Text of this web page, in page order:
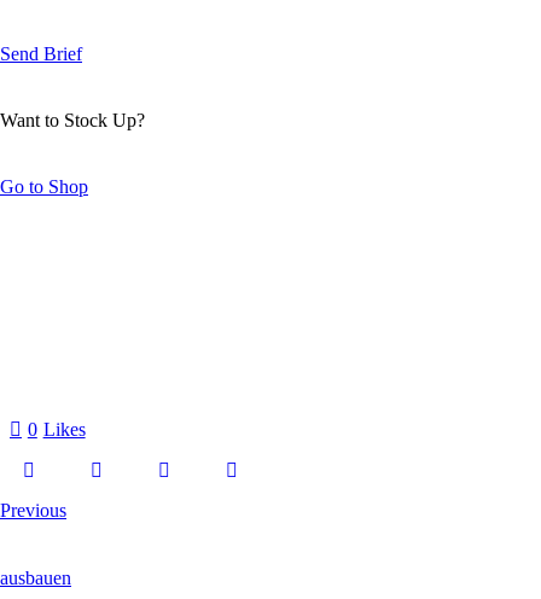
Send Brief
Want to Stock Up?
Go to Shop
0 Likes
Previous
ausbauen